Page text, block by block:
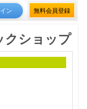
ン 無料会員登録
クショップ